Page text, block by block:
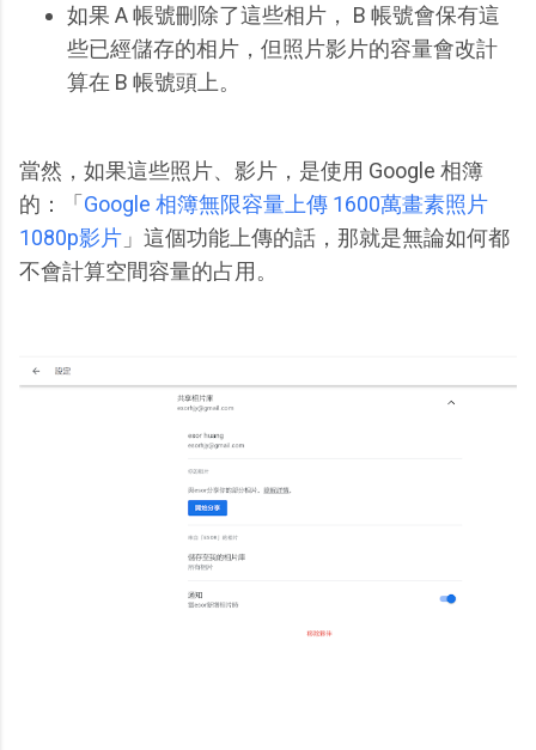
如果 A 帳號刪除了這些相片， B 帳號會保有這
些已經儲存的相片，但照片影片的容量會改計
算在 B 帳號頭上。
當然，如果這些照片、影片，是使用 Google 相簿
的：「Google 相簿無限容量上傳 1600萬畫素照片
1080p影片 」這個功能上傳的話，那就是無論如何都
不會計算空間容量的占用。